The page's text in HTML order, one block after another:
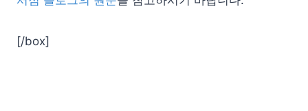
[/box]